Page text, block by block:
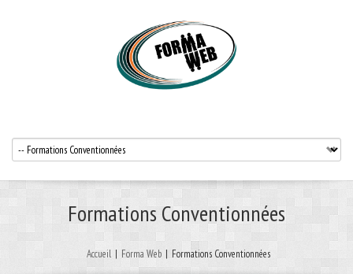
Formations Conventionnées
Accueil | Forma Web | Formations Conventionnées